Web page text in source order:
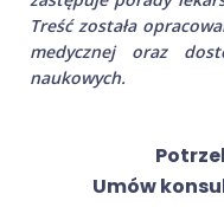
Treść została
medycznej oraz
naukowych.
Umów